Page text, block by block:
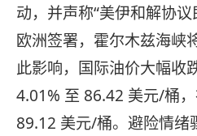
动，并声称“美伊和解协
欧洲签署，霍尔木兹海峡
此影响，国际油价大幅收
4.01% 至 86.42 美元/桶
89.12 美元/桶。避险情绪